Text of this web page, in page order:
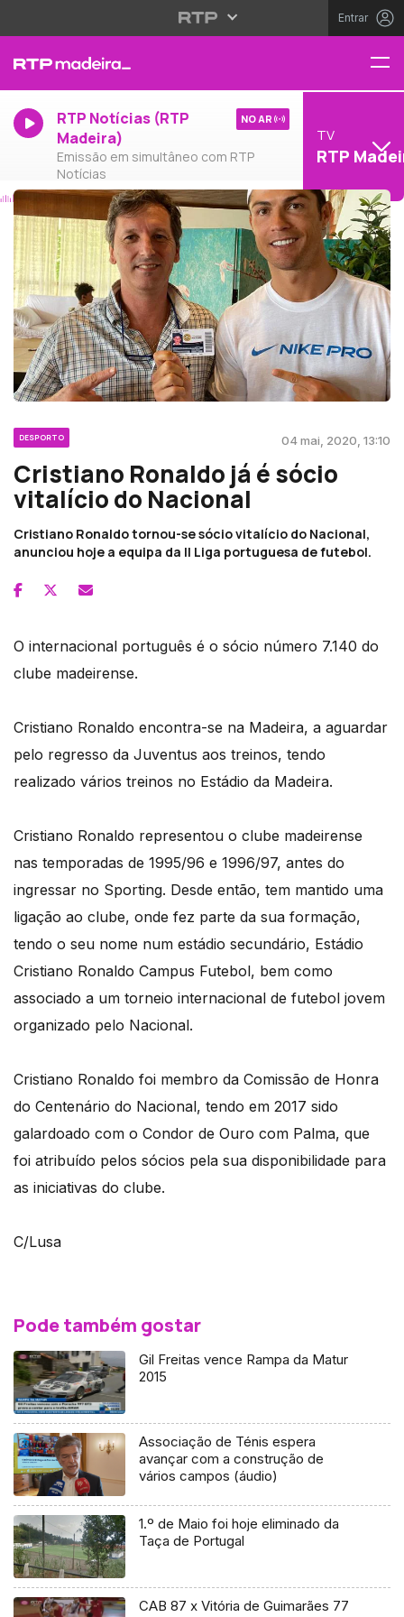
Entrar
RTP Notícias (RTP
Madeira)
Emissão em simultâneo com RTP
Notícias
NO AR
TV
RTP
DESPORTO 04 mai, 2020, 13:10
Cristiano Ronaldo já é sócio
vitalício do Nacional
Cristiano Ronaldo tornou-se sócio vitalício do Nacional,
anunciou hoje a equipa da II Liga portuguesa de futebol.
O internacional português é o sócio número 7.140 do
clube madeirense.
Cristiano Ronaldo encontra-se na Madeira, a aguardar
pelo regresso da Juventus aos treinos, tendo
realizado vários treinos no Estádio da Madeira.
Cristiano Ronaldo representou o clube madeirense
nas temporadas de 1995/96 e 1996/97, antes do
ingressar no Sporting. Desde então, tem mantido uma
ligação ao clube, onde fez parte da sua formação,
tendo o seu nome num estádio secundário, Estádio
Cristiano Ronaldo Campus Futebol, bem como
associado a um torneio internacional de futebol jovem
organizado pelo Nacional.
Cristiano Ronaldo foi membro da Comissão de Honra
do Centenário do Nacional, tendo em 2017 sido
galardoado com o Condor de Ouro com Palma, que
foi atribuído pelos sócios pela sua disponibilidade para
as iniciativas do clube.
C/Lusa
Pode também gostar
Gil Freitas vence Rampa da Matur
2015
Associação de Ténis espera
avançar com a construção de
vários campos (áudio)
1.º de Maio foi hoje eliminado da
Taça de Portugal
CAB 87 x Vitória de Guimarães 77